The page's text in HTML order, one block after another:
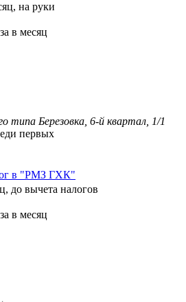
на руки
в месяц
типа Березовка, 6-й квартал, 1/1
первых
в "РМЗ ГХК"
до вычета налогов
в месяц